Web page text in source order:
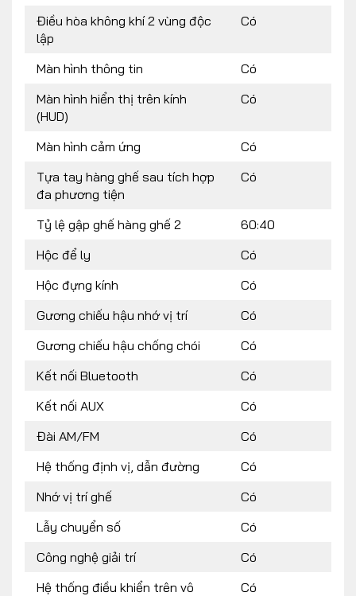
Điều hòa không khí 2 vùng độc
lập
Có
Màn hình thông tin
Có
Màn hình hiển thị trên kính
(HUD)
Có
Màn hình cảm ứng
Có
Tựa tay hàng ghế sau tích hợp
đa phương tiện
Có
Tỷ lệ gập ghế hàng ghế 2
60:40
Hộc để ly
Có
Hộc đựng kính
Có
Gương chiếu hậu nhớ vị trí
Có
Gương chiếu hậu chống chói
Có
Kết nối Bluetooth
Có
Kết nối AUX
Có
Đài AM/FM
Có
Hệ thống định vị, dẫn đường
Có
Nhớ vị trí ghế
Có
Lẫy chuyển số
Có
Công nghệ giải trí
Có
Hệ thống điều khiển trên vô
Có